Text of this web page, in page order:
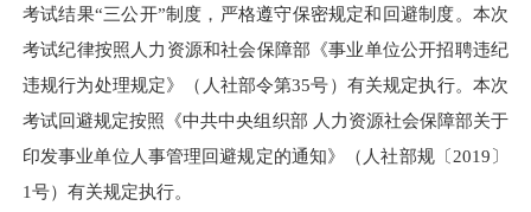
考试结果“三公开”制度，严格遵守保密规定和回避制度。本次
考试纪律按照人力资源和社会保障部《事业单位公开招聘违纪
违规行为处理规定》（人社部令第35号）有关规定执行。本次
考试回避规定按照《中共中央组织部 人力资源社会保障部关于
印发事业单位人事管理回避规定的通知》（人社部规〔2019〕
1号）有关规定执行。